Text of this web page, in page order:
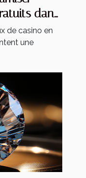
dans
de casino en
une